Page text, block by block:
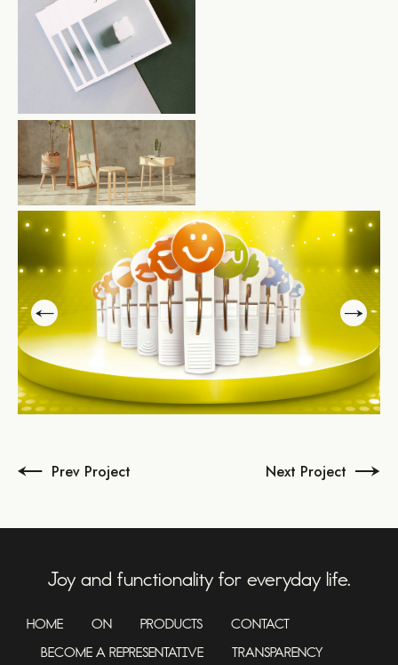
Prev Project Next Project
Joy and functionality for everyday life.
HOME ON PRODUCTS
CONTACT
BECOME A REPRESENTATIVE
TRANSPARENCY